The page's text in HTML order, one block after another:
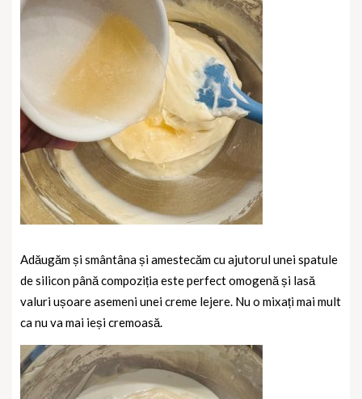
Adăugăm și smântâna și amestecăm cu ajutorul unei spatule
de silicon până compoziția este perfect omogenă și lasă
valuri ușoare asemeni unei creme lejere. Nu o mixați mai mult
ca nu va mai ieși cremoasă.